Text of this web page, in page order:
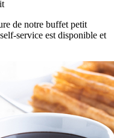
de notre buffet petit
service est disponible et